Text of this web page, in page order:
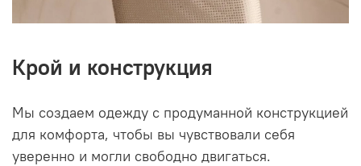
Крой и конструкция
Мы создаем одежду с продуманной конструкцией
для комфорта, чтобы вы чувствовали себя
уверенно и могли свободно двигаться.